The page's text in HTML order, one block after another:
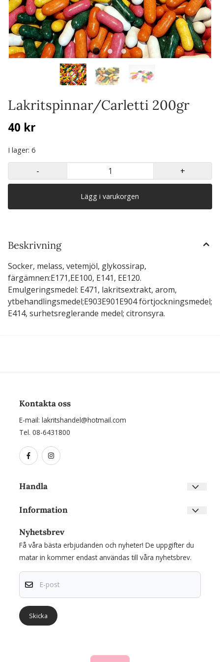
Lakritspinnar/Carletti 200gr
40 kr
I lager: 6
- +
Beskrivning
Socker, melass, vetemjöl, glykossirap,
färgämnen:E171,EE100, E141, EE120.
Emulgeringsmedel: E471, lakritsextrakt, arom,
ytbehandlingsmedel;E903E901E904 förtjockningsmedel;
E414, surhetsreglerande medel; citronsyra.
Kontakta oss
E-mail: lakritshandel@hotmail.com
Tel. 08-6431800
Handla
Kontakta oss
Skapa konto
Inloggning
Information
Nyhetsbrev
Om cookies
Nyhetsbrev
Få våra bästa erbjudanden och nyheter! De uppgifter du
matar in kommer endast användas till våra nyhetsbrev.
E-post
Skicka